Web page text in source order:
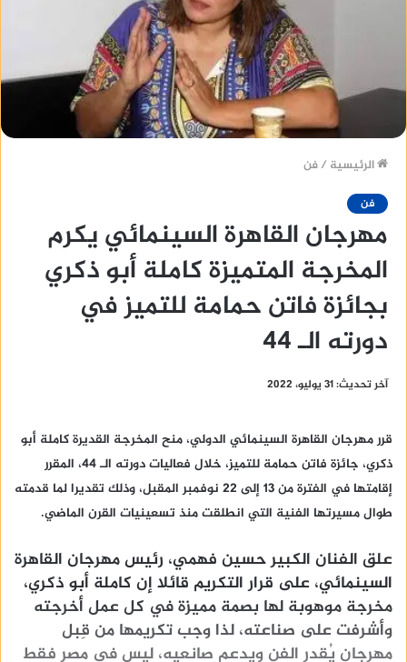
الرئيسية /فن
فن
مهرجان القاهرة السينمائي يكرم
المخرجة المتميزة كاملة أبو ذكري
بجائزة فاتن حمامة للتميز في
دورته الـ 44
آخر تحديث: 31 يوليو، 2022
قرر مهرجان القاهرة السينمائي الدولي، منح المخرجة القديرة كاملة أبو
ذكري، جائزة فاتن حمامة للتميز، خلال فعاليات دورته الـ 44، المقرر
إقامتها في الفترة من 13 إلى 22 نوفمبر المقبل، وذلك تقديرا لما قدمته
طوال مسيرتها الفنية التي انطلقت منذ تسعينيات القرن الماضي.
علق الفنان الكبير حسين فهمي، رئيس مهرجان القاهرة
السينمائي، على قرار التكريم قائلا إن كاملة أبو ذكري،
مخرجة موهوبة لها بصمة مميزة في كل عمل أخرجته
وأشرفت على صناعته، لذا وجب تكريمها من قِبل
مهرجان يُقدر الفن ويدعم صانعيه، ليس في مصر فقط